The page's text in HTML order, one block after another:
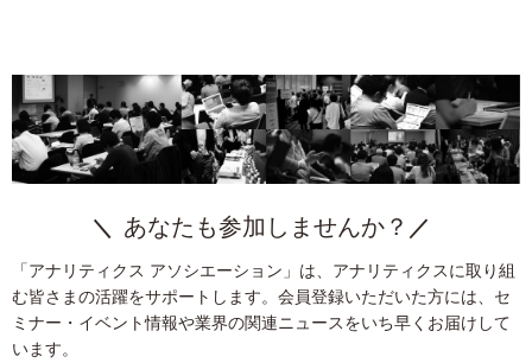
あなたも参加しませんか？
「アナリティクス アソシエーション」は、アナリティクスに取り組
む皆さまの活躍をサポートします。会員登録いただいた方には、セ
ミナー・イベント情報や業界の関連ニュースをいち早くお届けして
います。